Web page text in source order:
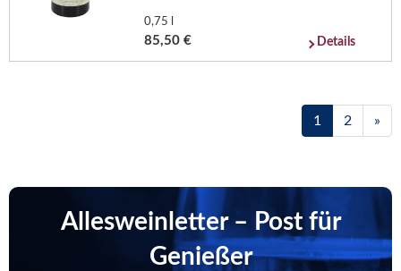
0,75 l
85,50 € Details
1 2 »
Allesweinletter – Post für
Genießer